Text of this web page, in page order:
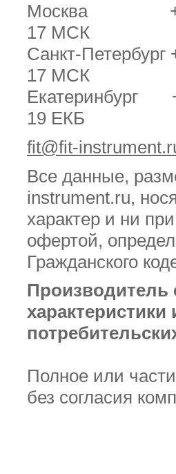
Москва +7
17 МСК
Санкт-
17 МСК
Екатеринбург
19 ЕКБ
fit@fit-
Все данные,
instrument.ru,
характер и ни
офертой,
Гражданского
Производитель
Полное или
без согласия